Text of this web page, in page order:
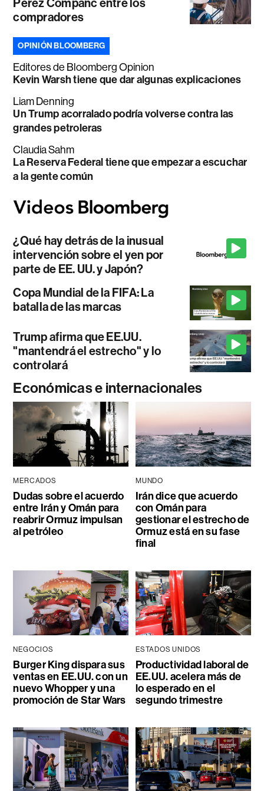
Perez Companc entre los
compradores
OPINIÓN BLOOMBERG
Editores de Bloomberg Opinion
Kevin Warsh tiene que dar algunas explicaciones
Liam Denning
Un Trump acorralado podría volverse contra las
grandes petroleras
Claudia Sahm
La Reserva Federal tiene que empezar a escuchar
a la gente común
¿Qué hay detrás de la inusual
intervención sobre el yen por
parte de EE. UU. y Japón?
Copa Mundial de la FIFA: La
batalla de las marcas
Trump afirma que EE.UU.
"mantendrá el estrecho" y lo
controlará
Económicas e internacionales
MERCADOS
Dudas sobre el acuerdo
entre Irán y Omán para
reabrir Ormuz impulsan
al petróleo
MUNDO
Irán dice que acuerdo
con Omán para
gestionar el estrecho de
Ormuz está en su fase
final
NEGOCIOS
Burger King dispara sus
ventas en EE.UU. con un
nuevo Whopper y una
promoción de Star Wars
ESTADOS UNIDOS
Productividad laboral de
EE.UU. acelera más de
lo esperado en el
segundo trimestre